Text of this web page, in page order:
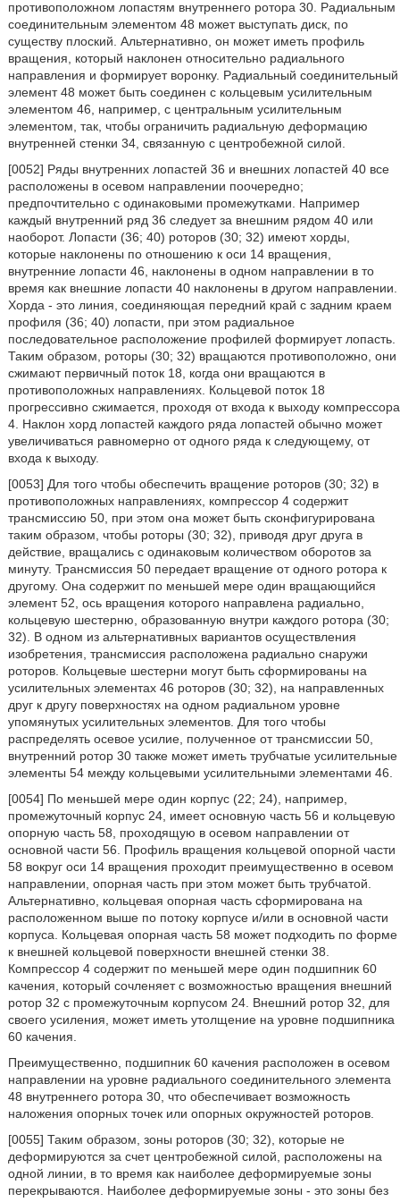
противоположном лопастям внутреннего ротора 30. Радиальным
соединительным элементом 48 может выступать диск, по
существу плоский. Альтернативно, он может иметь профиль
вращения, который наклонен относительно радиального
направления и формирует воронку. Радиальный соединительный
элемент 48 может быть соединен с кольцевым усилительным
элементом 46, например, с центральным усилительным
элементом, так, чтобы ограничить радиальную деформацию
внутренней стенки 34, связанную с центробежной силой.
[0052] Ряды внутренних лопастей 36 и внешних лопастей 40 все
расположены в осевом направлении поочередно;
предпочтительно с одинаковыми промежутками. Например
каждый внутренний ряд 36 следует за внешним рядом 40 или
наоборот. Лопасти (36; 40) роторов (30; 32) имеют хорды,
которые наклонены по отношению к оси 14 вращения,
внутренние лопасти 46, наклонены в одном направлении в то
время как внешние лопасти 40 наклонены в другом направлении.
Хорда - это линия, соединяющая передний край с задним краем
профиля (36; 40) лопасти, при этом радиальное
последовательное расположение профилей формирует лопасть.
Таким образом, роторы (30; 32) вращаются противоположно, они
сжимают первичный поток 18, когда они вращаются в
противоположных направлениях. Кольцевой поток 18
прогрессивно сжимается, проходя от входа к выходу компрессора
4. Наклон хорд лопастей каждого ряда лопастей обычно может
увеличиваться равномерно от одного ряда к следующему, от
входа к выходу.
[0053] Для того чтобы обеспечить вращение роторов (30; 32) в
противоположных направлениях, компрессор 4 содержит
трансмиссию 50, при этом она может быть сконфигурирована
таким образом, чтобы роторы (30; 32), приводя друг друга в
действие, вращались с одинаковым количеством оборотов за
минуту. Трансмиссия 50 передает вращение от одного ротора к
другому. Она содержит по меньшей мере один вращающийся
элемент 52, ось вращения которого направлена радиально,
кольцевую шестерню, образованную внутри каждого ротора (30;
32). В одном из альтернативных вариантов осуществления
изобретения, трансмиссия расположена радиально снаружи
роторов. Кольцевые шестерни могут быть сформированы на
усилительных элементах 46 роторов (30; 32), на направленных
друг к другу поверхностях на одном радиальном уровне
упомянутых усилительных элементов. Для того чтобы
распределять осевое усилие, полученное от трансмиссии 50,
внутренний ротор 30 также может иметь трубчатые усилительные
элементы 54 между кольцевыми усилительными элементами 46.
[0054] По меньшей мере один корпус (22; 24), например,
промежуточный корпус 24, имеет основную часть 56 и кольцевую
опорную часть 58, проходящую в осевом направлении от
основной части 56. Профиль вращения кольцевой опорной части
58 вокруг оси 14 вращения проходит преимущественно в осевом
направлении, опорная часть при этом может быть трубчатой.
Альтернативно, кольцевая опорная часть сформирована на
расположенном выше по потоку корпусе и/или в основной части
корпуса. Кольцевая опорная часть 58 может подходить по форме
к внешней кольцевой поверхности внешней стенки 38.
Компрессор 4 содержит по меньшей мере один подшипник 60
качения, который сочленяет с возможностью вращения внешний
ротор 32 с промежуточным корпусом 24. Внешний ротор 32, для
своего усиления, может иметь утолщение на уровне подшипника
60 качения.
Преимущественно, подшипник 60 качения расположен в осевом
направлении на уровне радиального соединительного элемента
48 внутреннего ротора 30, что обеспечивает возможность
наложения опорных точек или опорных окружностей роторов.
[0055] Таким образом, зоны роторов (30; 32), которые не
деформируются за счет центробежной силой, расположены на
одной линии, в то время как наиболее деформируемые зоны
перекрываются. Наиболее деформируемые зоны - это зоны без